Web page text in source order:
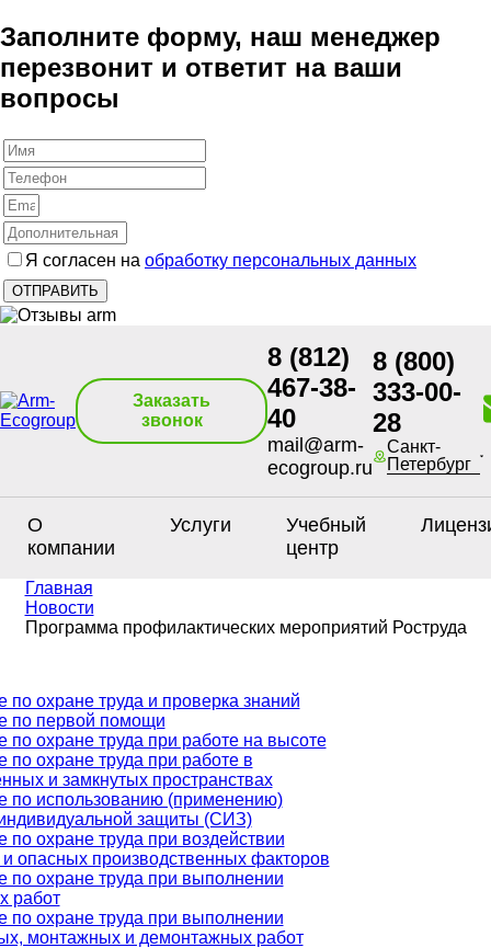
Заполните форму, наш менеджер
перезвонит и ответит на ваши
вопросы
Я согласен на обработку персональных данных
Заказать
звонок
8 (812)
467-38-
40
mail@arm-
ecogroup.ru
8 (800)
333-00-
28
Санкт-
Петербург
О
компании
Услуги
Учебный
центр
Главная
Новости
Программа профилактических мероприятий Роструда
по охране труда и проверка знаний
по первой помощи
по охране труда при работе на высоте
по охране труда при работе в
и замкнутых пространствах
по использованию (применению)
защиты (СИЗ)
по охране труда при воздействии
опасных производственных факторов
по охране труда при выполнении
работ
по охране труда при выполнении
монтажных и демонтажных работ